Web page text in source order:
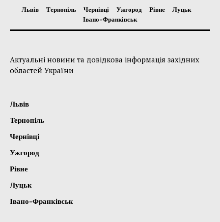
Львів Тернопіль Чернівці Ужгород Рівне
Луцьк
Івано-Франківськ
Актуальні новини та довідкова інформація західних
областей України
Львів
Тернопіль
Чернівці
Ужгород
Рівне
Луцьк
Івано-Франківськ